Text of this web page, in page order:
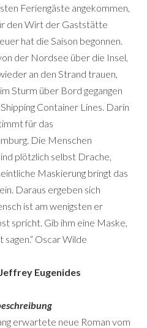
Feriengäste angekommen,
den Wirt der Gaststätte
hat die Saison begonnen.
der Nordsee über die Insel,
an den Strand trauen,
Sturm über Bord gegangen
Container Lines. Darin
für das
Die Menschen
plötzlich selbst Drache,
Maskierung bringt das
Daraus ergeben sich
ist am wenigsten er
spricht. Gib ihm eine Maske,
Oscar Wilde
Eugenides
erwartete neue Roman vom